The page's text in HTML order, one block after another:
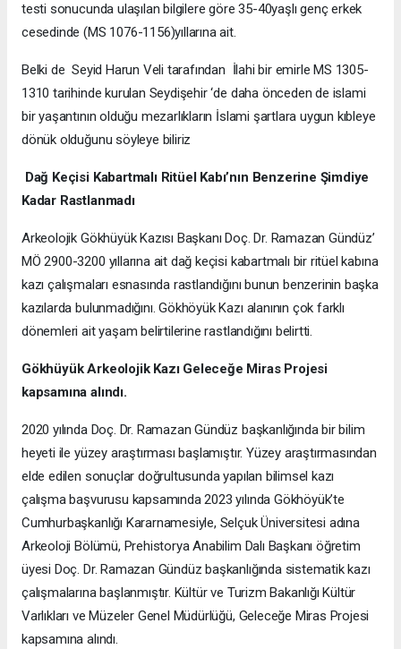
testi sonucunda ulaşılan bilgilere göre 35-40yaşlı genç erkek
cesedinde (MS 1076-1156)yıllarına ait.
Belki de Seyid Harun Veli tarafından İlahi bir emirle MS 1305-
1310 tarihinde kurulan Seydişehir ‘de daha önceden de islami
bir yaşantının olduğu mezarlıkların İslami şartlara uygun kıbleye
dönük olduğunu söyleye biliriz
Dağ Keçisi Kabartmalı Ritüel Kabı’nın Benzerine Şimdiye
Kadar Rastlanmadı
Arkeolojik Gökhüyük Kazısı Başkanı Doç. Dr. Ramazan Gündüz’
MÖ 2900-3200 yıllarına ait dağ keçisi kabartmalı bir ritüel kabına
kazı çalışmaları esnasında rastlandığını bunun benzerinin başka
kazılarda bulunmadığını. Gökhöyük Kazı alanının çok farklı
dönemleri ait yaşam belirtilerine rastlandığını belirtti.
Gökhüyük Arkeolojik Kazı Geleceğe Miras Projesi
kapsamına alındı.
2020 yılında Doç. Dr. Ramazan Gündüz başkanlığında bir bilim
heyeti ile yüzey araştırması başlamıştır. Yüzey araştırmasından
elde edilen sonuçlar doğrultusunda yapılan bilimsel kazı
çalışma başvurusu kapsamında 2023 yılında Gökhöyük’te
Cumhurbaşkanlığı Kararnamesiyle, Selçuk Üniversitesi adına
Arkeoloji Bölümü, Prehistorya Anabilim Dalı Başkanı öğretim
üyesi Doç. Dr. Ramazan Gündüz başkanlığında sistematik kazı
çalışmalarına başlanmıştır. Kültür ve Turizm Bakanlığı Kültür
Varlıkları ve Müzeler Genel Müdürlüğü, Geleceğe Miras Projesi
kapsamına alındı.